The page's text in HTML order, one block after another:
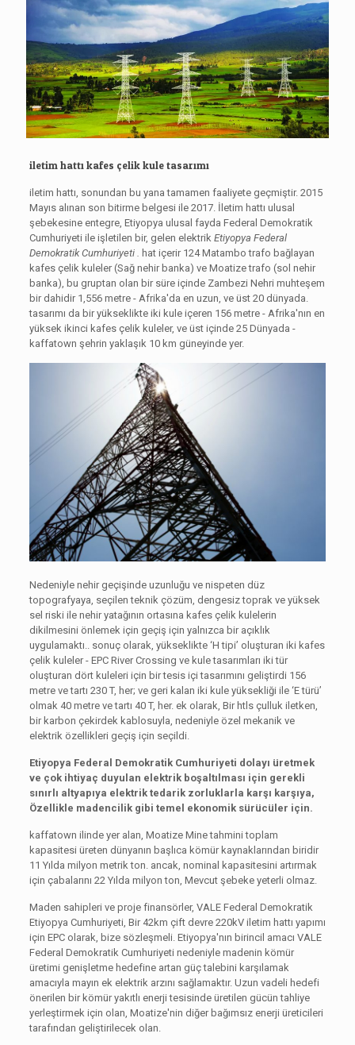
iletim hattı kafes çelik kule tasarımı
iletim hattı, sonundan bu yana tamamen faaliyete geçmiştir. 2015
Mayıs alınan son bitirme belgesi ile 2017. İletim hattı ulusal
şebekesine entegre, Etiyopya ulusal fayda Federal Demokratik
Cumhuriyeti ile işletilen bir, gelen elektrik Etiyopya Federal
Demokratik Cumhuriyeti . hat içerir 124 Matambo trafo bağlayan
kafes çelik kuleler (Sağ nehir banka) ve Moatize trafo (sol nehir
banka), bu gruptan olan bir süre içinde Zambezi Nehri muhteşem
bir dahidir 1,556 metre - Afrika'da en uzun, ve üst 20 dünyada.
tasarımı da bir yükseklikte iki kule içeren 156 metre - Afrika'nın en
yüksek ikinci kafes çelik kuleler, ve üst içinde 25 Dünyada -
kaffatown şehrin yaklaşık 10 km güneyinde yer.
Nedeniyle nehir geçişinde uzunluğu ve nispeten düz
topografyaya, seçilen teknik çözüm, dengesiz toprak ve yüksek
sel riski ile nehir yatağının ortasına kafes çelik kulelerin
dikilmesini önlemek için geçiş için yalnızca bir açıklık
uygulamaktı.. sonuç olarak, yükseklikte ‘H tipi’ oluşturan iki kafes
çelik kuleler - EPC River Crossing ve kule tasarımları iki tür
oluşturan dört kuleleri için bir tesis içi tasarımını geliştirdi 156
metre ve tartı 230 T, her; ve geri kalan iki kule yüksekliği ile ‘E türü’
olmak 40 metre ve tartı 40 T, her. ek olarak, Bir htls çulluk iletken,
bir karbon çekirdek kablosuyla, nedeniyle özel mekanik ve
elektrik özellikleri geçiş için seçildi.
Etiyopya Federal Demokratik Cumhuriyeti dolayı üretmek
ve çok ihtiyaç duyulan elektrik boşaltılması için gerekli
sınırlı altyapıya elektrik tedarik zorluklarla karşı karşıya,
Özellikle madencilik gibi temel ekonomik sürücüler için.
kaffatown ilinde yer alan, Moatize Mine tahmini toplam
kapasitesi üreten dünyanın başlıca kömür kaynaklarından biridir
11 Yılda milyon metrik ton. ancak, nominal kapasitesini artırmak
için çabalarını 22 Yılda milyon ton, Mevcut şebeke yeterli olmaz.
Maden sahipleri ve proje finansörler, VALE Federal Demokratik
Etiyopya Cumhuriyeti, Bir 42km çift devre 220kV iletim hattı yapımı
için EPC olarak, bize sözleşmeli. Etiyopya'nın birincil amacı VALE
Federal Demokratik Cumhuriyeti nedeniyle madenin kömür
üretimi genişletme hedefine artan güç talebini karşılamak
amacıyla mayın ek elektrik arzını sağlamaktır. Uzun vadeli hedefi
önerilen bir kömür yakıtlı enerji tesisinde üretilen gücün tahliye
yerleştirmek için olan, Moatize'nin diğer bağımsız enerji üreticileri
tarafından geliştirilecek olan.